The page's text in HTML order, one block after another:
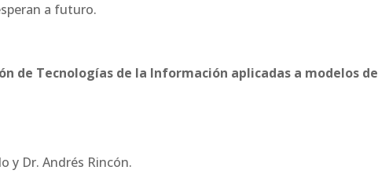
a futuro.
de Tecnologías de la Información aplicadas a modelos de
y Dr. Andrés Rincón.